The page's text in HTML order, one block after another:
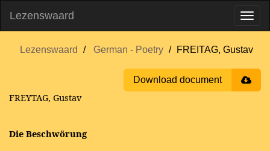
Lezenswaard
Lezenswaard German - Poetry FREITAG, Gustav
Download document
FREYTAG, Gustav
Die Beschwörung